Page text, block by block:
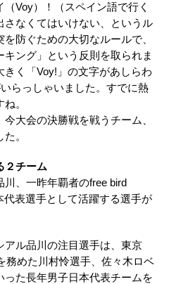
Voy）！（スペイン語で行く
さなくてはいけない、というル
防ぐための大切なルールで、
ング」という反則を取られま
く「Voy!」の文字があしらわ
らっしゃいました。すでに熱
。
大会の決勝戦を戦うチーム、
。
２チーム
、一昨年覇者のfree bird
代表選手として活躍する選手が
ル品川の注目選手は、東京
務めた川村怜選手、佐々木ロベ
った長年男子日本代表チームを